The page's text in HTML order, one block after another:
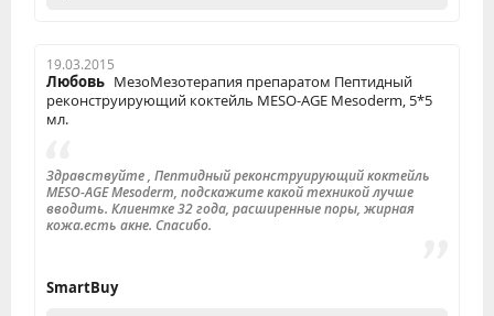
19.03.2015
Любовь МезоМезотерапия препаратом Пептидный
реконструирующий коктейль MESO-AGE Mesoderm, 5*5
мл.
Здравствуйте , Пептидный реконструирующий коктейль
MESO-AGE Mesoderm, подскажите какой техникой лучше
вводить. Клиентке 32 года, расширенные поры, жирная
кожа.есть акне. Спасибо.
SmartBuy